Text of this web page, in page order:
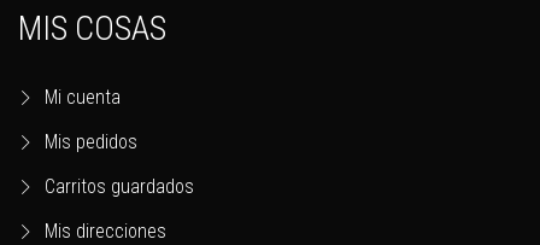
MIS COSAS
Mi cuenta
Mis pedidos
Carritos guardados
Mis direcciones